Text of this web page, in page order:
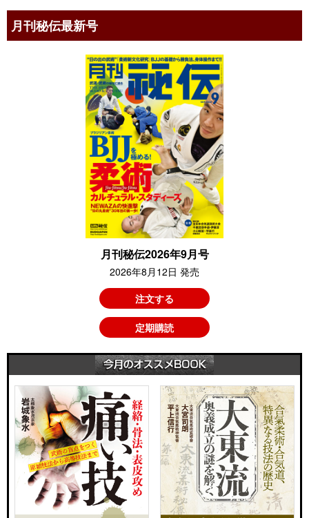
月刊秘伝最新号
月刊秘伝2026年9月号
2026年8月12日 発売
注文する
定期購読